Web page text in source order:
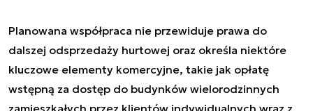
Planowana współpraca nie przewiduje prawa do
dalszej odsprzedaży hurtowej oraz określa niektóre
kluczowe elementy komercyjne, takie jak opłatę
wstępną za dostęp do budynków wielorodzinnych
zamieszkałych przez klientów indywidualnych wraz z